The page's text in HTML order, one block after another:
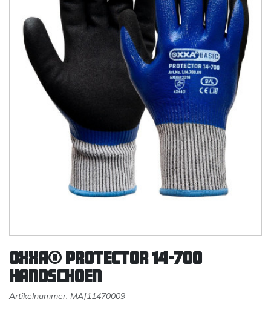
OXXA® Protector 14-700
handschoen
Artikelnummer: MAJ11470009